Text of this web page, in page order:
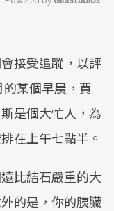
接受追蹤，以評
某個早晨，賈
是個大忙人，為
在上午七點半。
比結石嚴重的大
的是，你的胰臟